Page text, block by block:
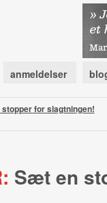
anmeldelser
for slagtningen!
Sæt en